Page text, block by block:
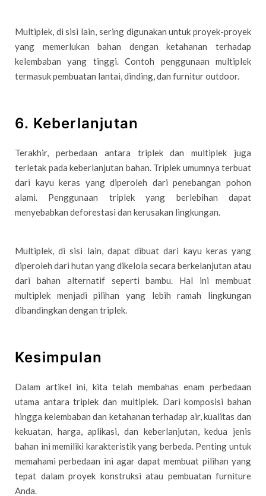
Multiplek, di sisi lain, sering digunakan untuk proyek-proyek
yang memerlukan bahan dengan ketahanan terhadap
kelembaban yang tinggi. Contoh penggunaan multiplek
termasuk pembuatan lantai, dinding, dan furnitur outdoor.
6. Keberlanjutan
Terakhir, perbedaan antara triplek dan multiplek juga
terletak pada keberlanjutan bahan. Triplek umumnya terbuat
dari kayu keras yang diperoleh dari penebangan pohon
alami. Penggunaan triplek yang berlebihan dapat
menyebabkan deforestasi dan kerusakan lingkungan.
Multiplek, di sisi lain, dapat dibuat dari kayu keras yang
diperoleh dari hutan yang dikelola secara berkelanjutan atau
dari bahan alternatif seperti bambu. Hal ini membuat
multiplek menjadi pilihan yang lebih ramah lingkungan
dibandingkan dengan triplek.
Kesimpulan
Dalam artikel ini, kita telah membahas enam perbedaan
utama antara triplek dan multiplek. Dari komposisi bahan
hingga kelembaban dan ketahanan terhadap air, kualitas dan
kekuatan, harga, aplikasi, dan keberlanjutan, kedua jenis
bahan ini memiliki karakteristik yang berbeda. Penting untuk
memahami perbedaan ini agar dapat membuat pilihan yang
tepat dalam proyek konstruksi atau pembuatan furniture
Anda.